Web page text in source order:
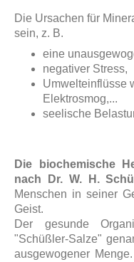
Die Ursachen für
sein, z. B.
eine
negativer Stress,
Umwelteinflüsse
Elektrosmog,...
seelische
Die biochemische
nach Dr. W. H.
Menschen in seiner
Geist.
Der gesunde
"Schüßler-Salze"
ausgewogener Menge.